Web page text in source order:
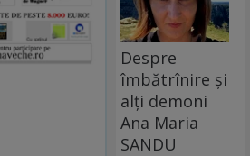
Despre
îmbătrînire și
alți demoni
Ana Maria
SANDU